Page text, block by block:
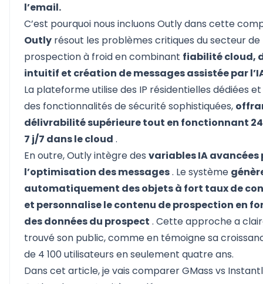
l’email.
C’est pourquoi nous incluons Outly dans cette
Outly résout les problèmes critiques du secteur de
prospection à froid en combinant fiabilité cloud,
intuitif et création de messages assistée par
La plateforme utilise des IP résidentielles dédiées
des fonctionnalités de sécurité sophistiquées,
délivrabilité supérieure tout en fonctionnant
7 j/7 dans le cloud .
En outre, Outly intègre des variables IA avancées
l’optimisation des messages. Le système
automatiquement des objets à fort taux de
et personnalise le contenu de prospection en
des données du prospect . Cette approche a
trouvé son public, comme en témoigne sa
de 4 100 utilisateurs en seulement quatre ans.
Dans cet article, je vais comparer GMass vs